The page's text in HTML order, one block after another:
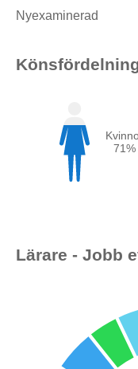
Nyexaminerad
71%
Lärare - Jobb